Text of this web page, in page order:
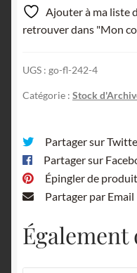
Ajouter à ma liste
retrouver dans "Mon
UGS : go-fl-242-4
Catégorie : Stock
Partager sur
Partager sur
Épingler de produit
Partager par Email